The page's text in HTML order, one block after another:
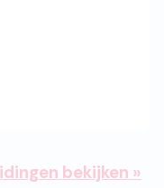
bekijken »